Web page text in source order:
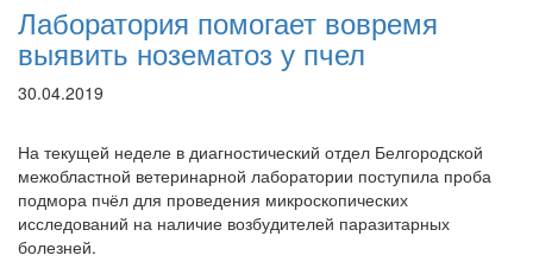
Лаборатория помогает вовремя
выявить нозематоз у пчел
30.04.2019
На текущей неделе в диагностический отдел Белгородской
межобластной ветеринарной лаборатории поступила проба
подмора пчёл для проведения микроскопических
исследований на наличие возбудителей паразитарных
болезней.